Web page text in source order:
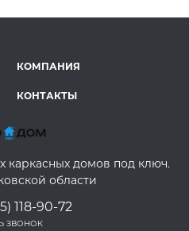
КОМПАНИЯ
КОНТАКТЫ
каркасных домов под ключ.
области
118-90-72
ЗВОНОК